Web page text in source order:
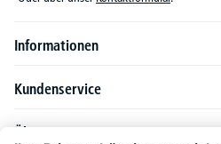
Informationen
Kundenservice
Über DELTA-V